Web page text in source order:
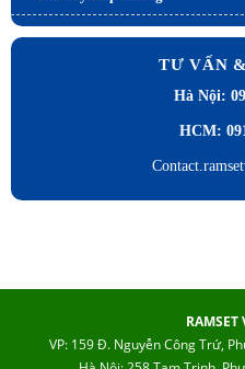
TƯ VẤN
Hà Nội:
HCM:
RAMSET
VP: 159 Đ. Nguyễn Công Trứ,